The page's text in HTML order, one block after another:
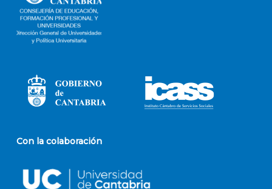
Con la colaboración